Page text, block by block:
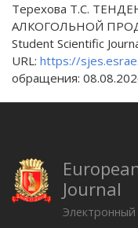
Терехова Т.С.
АЛКОГОЛЬНОЙ
Student Scientific
URL: https://
обращения:
Journal